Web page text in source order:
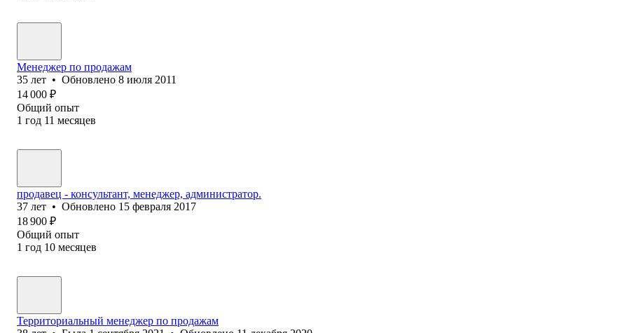
Менеджер по продажам
35 лет • Обновлено 8 июля 2011
14 000 ₽
Общий опыт
1 год 11 месяцев
продавец - консультант, менеджер, администратор.
37 лет • Обновлено 15 февраля 2017
18 900 ₽
Общий опыт
1 год 10 месяцев
Территориальный менеджер по продажам